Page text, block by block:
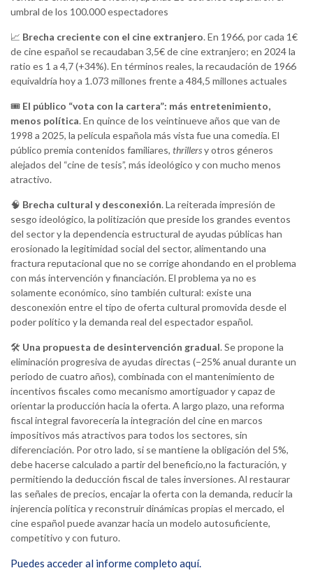
umbral de los 100.000 espectadores
📈 Brecha creciente con el cine extranjero. En 1966, por cada 1€
de cine español se recaudaban 3,5€ de cine extranjero; en 2024 la
ratio es 1 a 4,7 (+34%). En términos reales, la recaudación de 1966
equivaldría hoy a 1.073 millones frente a 484,5 millones actuales
🎟 El público “vota con la cartera”: más entretenimiento,
menos política. En quince de los veintinueve años que van de
1998 a 2025, la película española más vista fue una comedia. El
público premia contenidos familiares, thrillersy otros géneros
alejados del “cine de tesis”, más ideológico y con mucho menos
atractivo.
🧠 Brecha cultural y desconexión. La reiterada impresión de
sesgo ideológico, la politización que preside los grandes eventos
del sector y la dependencia estructural de ayudas públicas han
erosionado la legitimidad social del sector, alimentando una
fractura reputacional que no se corrige ahondando en el problema
con más intervención y financiación. El problema ya no es
solamente económico, sino también cultural: existe una
desconexión entre el tipo de oferta cultural promovida desde el
poder político y la demanda real del espectador español.
🛠 Una propuesta de desintervención gradual. Se propone la
eliminación progresiva de ayudas directas (−25% anual durante un
periodo de cuatro años), combinada con el mantenimiento de
incentivos fiscales como mecanismo amortiguador y capaz de
orientar la producción hacia la oferta. A largo plazo, una reforma
fiscal integral favorecería la integración del cine en marcos
impositivos más atractivos para todos los sectores, sin
diferenciación. Por otro lado, si se mantiene la obligación del 5%,
debe hacerse calculado a partir del beneficio,no la facturación, y
permitiendo la deducción fiscal de tales inversiones. Al restaurar
las señales de precios, encajar la oferta con la demanda, reducir la
injerencia política y reconstruir dinámicas propias el mercado, el
cine español puede avanzar hacia un modelo autosuficiente,
competitivo y con futuro.
Puedes acceder al informe completo aquí.